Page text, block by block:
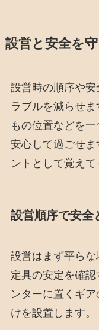
設営と安全を
設営時の順序や
ラブルを減らせ
もの位置などを
安心して過ごせ
ントとして覚えて
設営順序で安全
設営はまず平ら
定具の安定を確
ンターに置くギ
けを設置します。